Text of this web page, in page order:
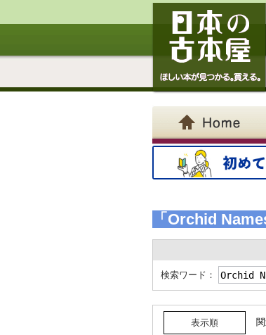
「Orchid
検索ワード：
表示順